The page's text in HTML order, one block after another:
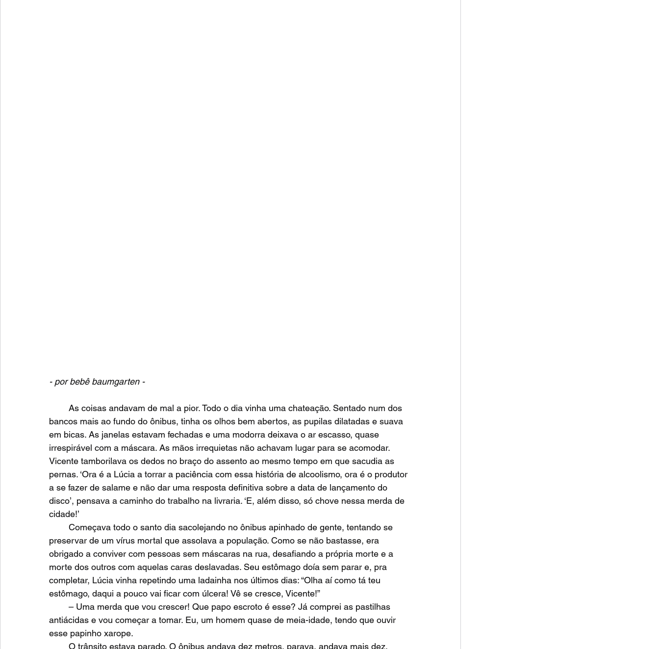
- por bebê baumgarten -
bancos mais ao fundo do ônibus, tinha os olhos bem abertos, as pupilas dilatadas e suava
em bicas. As janelas estavam fechadas e uma modorra deixava o ar escasso, quase
irrespirável com a máscara. As mãos irrequietas não achavam lugar para se acomodar.
Vicente tamborilava os dedos no braço do assento ao mesmo tempo em que sacudia as
pernas. ‘Ora é a Lúcia a torrar a paciência com essa história de alcoolismo, ora é o produtor
a se fazer de salame e não dar uma resposta definitiva sobre a data de lançamento do
disco’, pensava a caminho do trabalho na livraria. ‘E, além disso, só chove nessa merda de
cidade!’
preservar de um vírus mortal que assolava a população. Como se não bastasse, era
obrigado a conviver com pessoas sem máscaras na rua, desafiando a própria morte e a
morte dos outros com aquelas caras deslavadas. Seu estômago doía sem parar e, pra
completar, Lúcia vinha repetindo uma ladainha nos últimos dias: “Olha aí como tá teu
estômago, daqui a pouco vai ficar com úlcera! Vê se cresce, Vicente!”
antiácidas e vou começar a tomar. Eu, um homem quase de meia-idade, tendo que ouvir
esse papinho xarope.